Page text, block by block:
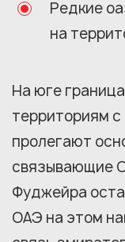
Редкие
на
На юге
территориям
пролегают
связывающие
Фуджейра
ОАЭ на этом